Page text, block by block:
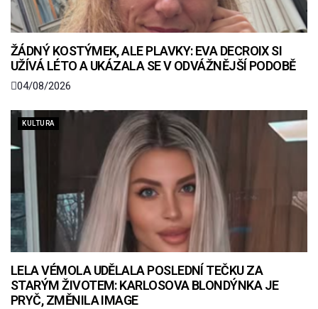
ŽÁDNÝ KOSTÝMEK, ALE PLAVKY: EVA DECROIX SI
UŽÍVÁ LÉTO A UKÁZALA SE V ODVÁŽNĚJŠÍ PODOBĚ
04/08/2026
KULTURA
LELA VÉMOLA UDĚLALA POSLEDNÍ TEČKU ZA
STARÝM ŽIVOTEM: KARLOSOVA BLONDÝNKA JE
PRYČ, ZMĚNILA IMAGE